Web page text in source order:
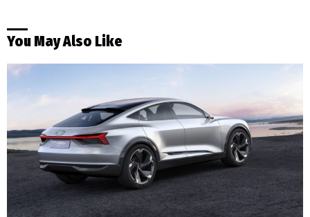
You May Also Like